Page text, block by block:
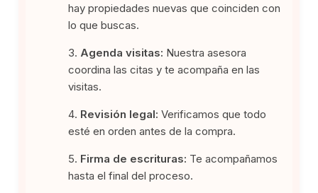
hay propiedades nuevas que coinciden con
lo que buscas.
Agenda visitas: Nuestra asesora
coordina las citas y te acompaña en las
visitas.
Revisión legal: Verificamos que todo
esté en orden antes de la compra.
Firma de escrituras: Te acompañamos
hasta el final del proceso.